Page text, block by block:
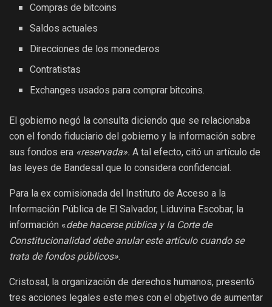
Compras de bitcoins
Saldos actuales
Direcciones de los monederos
Contratistas
Exchanges usados para comprar bitcoins.
El gobierno negó la consulta diciendo que se relacionaba
con el fondo fiduciario del gobierno y la información sobre
sus fondos era «reservada». A tal efecto, citó un artículo de
las leyes de Bandesal que lo considera confidencial.
Para la ex comisionada del Instituto de Acceso a la
Información Pública de El Salvador, Liduvina Escobar, la
información «debe hacerse pública y la Corte de
Constitucionalidad debe anular este artículo cuando se
trata de fondos públicos».
Cristosal, la organización de derechos humanos, presentó
tres acciones legales este mes con el objetivo de aumentar